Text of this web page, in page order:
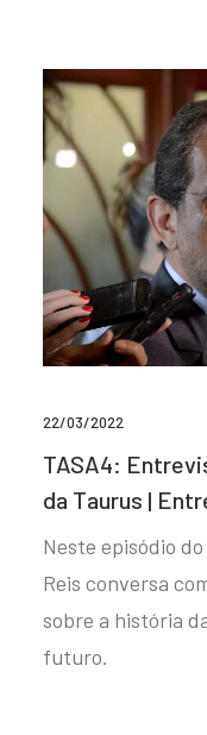
22/03/2022
TASA4:
da Taurus |
Neste episódio
Reis conversa
sobre a história
futuro.